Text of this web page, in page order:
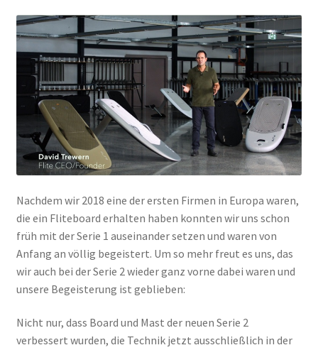
Nachdem wir 2018 eine der ersten Firmen in Europa waren,
die ein Fliteboard erhalten haben konnten wir uns schon
früh mit der Serie 1 auseinander setzen und waren von
Anfang an völlig begeistert. Um so mehr freut es uns, das
wir auch bei der Serie 2 wieder ganz vorne dabei waren und
unsere Begeisterung ist geblieben:
Nicht nur, dass Board und Mast der neuen Serie 2
verbessert wurden, die Technik jetzt ausschließlich in der